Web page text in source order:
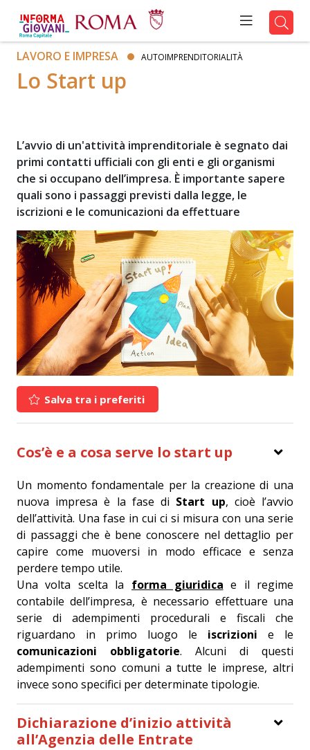
LAVORO E IMPRESA AUTOIMPRENDITORIALITÀ
Lo Start up
L’avvio di un'attività imprenditoriale è segnato dai
primi contatti ufficiali con gli enti e gli organismi
che si occupano dell’impresa. È importante sapere
quali sono i passaggi previsti dalla legge, le
iscrizioni e le comunicazioni da effettuare
Salva tra i preferiti
Cos’è e a cosa serve lo start up
Un momento fondamentale per la creazione di una
nuova impresa è la fase di Start up, cioè l’avvio
dell’attività. Una fase in cui ci si misura con una serie
di passaggi che è bene conoscere nel dettaglio per
capire come muoversi in modo efficace e senza
perdere tempo utile.
Una volta scelta la forma giuridica e il regime
contabile dell’impresa, è necessario effettuare una
serie di adempimenti procedurali e fiscali che
riguardano in primo luogo le iscrizioni e le
comunicazioni obbligatorie. Alcuni di questi
adempimenti sono comuni a tutte le imprese, altri
invece sono specifici per determinate tipologie.
Dichiarazione d’inizio attività
all’Agenzia delle Entrate